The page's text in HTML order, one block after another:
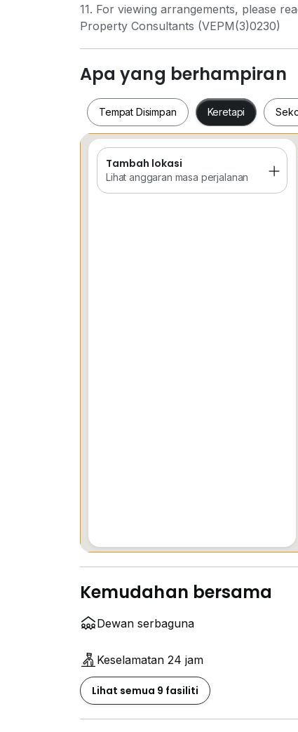
11. For viewing arrangements, please
Property Consultants (VEPM(3)0230)
Apa yang berhampiran
Tempat Disimpan Keretapi
Tempat Disimpan
Tambah lokasi
Lihat anggaran masa perjalanan
Kemudahan bersama
Dewan serbaguna
Keselamatan 24 jam
Lihat semua 9 fasiliti